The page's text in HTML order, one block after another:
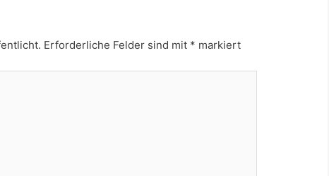
Erforderliche Felder sind mit * markiert